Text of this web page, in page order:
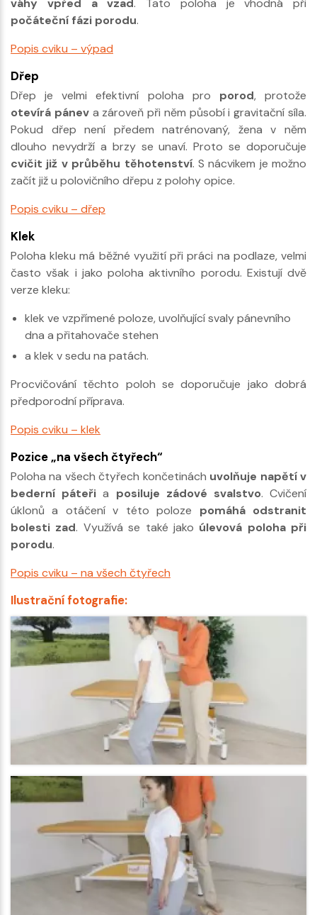
počáteční fázi porodu.
Popis cviku – výpad
Dřep
Dřep je velmi efektivní poloha pro porod, protože
otevírá páneva zároveň při něm působí i gravitační síla.
Pokud dřep není předem natrénovaný, žena v něm
dlouho nevydrží a brzy se unaví. Proto se doporučuje
cvičit již v průběhu těhotenství. S nácvikem je možno
začít již u polovičního dřepu z polohy opice.
Popis cviku – dřep
Klek
Poloha kleku má běžné využití při práci na podlaze, velmi
často však i jako poloha aktivního porodu. Existují dvě
verze kleku:
klek ve vzpřímené poloze, uvolňující svaly pánevního
dna a přitahovače stehen
a klek v sedu na patách.
Procvičování těchto poloh se doporučuje jako dobrá
předporodní příprava.
Popis cviku – klek
Pozice „na všech čtyřech“
Poloha na všech čtyřech končetinách uvolňuje napětí v
bederní páteři a posiluje zádové svalstvo. Cvičení
úklonů a otáčení v této poloze pomáhá odstranit
bolesti zad. Využívá se také jako úlevová poloha při
porodu.
Popis cviku – na všech čtyřech
Ilustrační fotografie: